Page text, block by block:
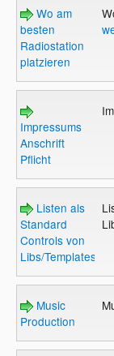
Wo am
besten
Radiostation
platzieren
Impressums
Anschrift
Pflicht
Listen als
Standard
Controls von
Libs/Templates?
Music
Production